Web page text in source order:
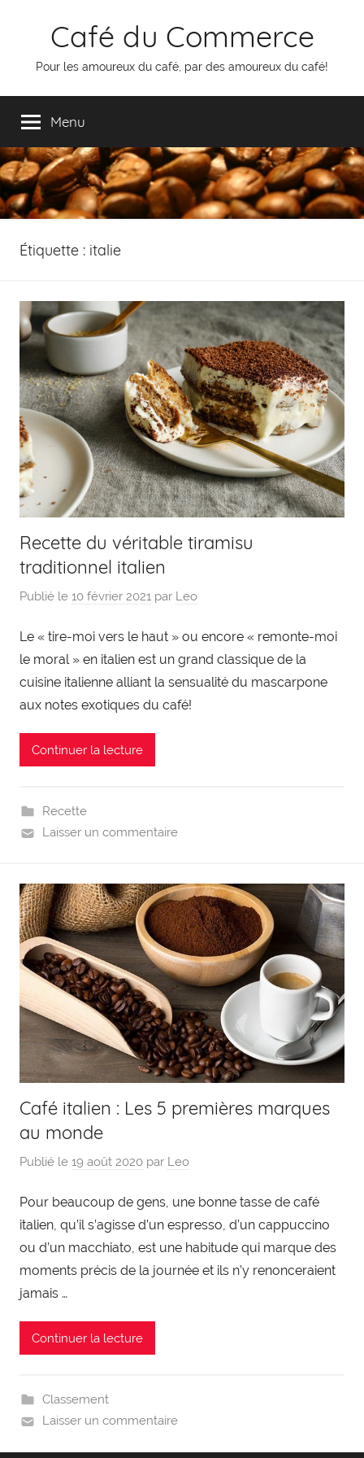
Café du Commerce
Pour les amoureux du café, par des amoureux du café!
Menu
Étiquette : italie
Recette du véritable tiramisu
traditionnel italien
Publié le 10 février 2021 par Leo
Le « tire-moi vers le haut » ou encore « remonte-moi
le moral » en italien est un grand classique de la
cuisine italienne alliant la sensualité du mascarpone
aux notes exotiques du café!
Continuer la lecture
Recette
Laisser un commentaire
Café italien : Les 5 premières marques
au monde
Publié le 19 août 2020 par Leo
Pour beaucoup de gens, une bonne tasse de café
italien, qu’il s’agisse d’un espresso, d’un cappuccino
ou d’un macchiato, est une habitude qui marque des
moments précis de la journée et ils n’y renonceraient
jamais …
Continuer la lecture
Classement
Laisser un commentaire